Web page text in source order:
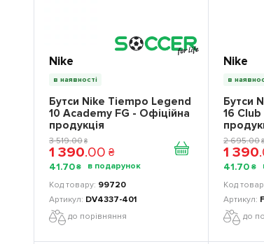
Nike
в наявності
Бутси Nike Tiempo Legend
10 Academy FG - Офіційна
продукція
3 519.00 ₴
1 390.00 ₴
41.70 ₴
99720
DV4337-401
до порівняння
Nike
в
Бутси
16
2 695.00
1 390.
41.70 ₴
до